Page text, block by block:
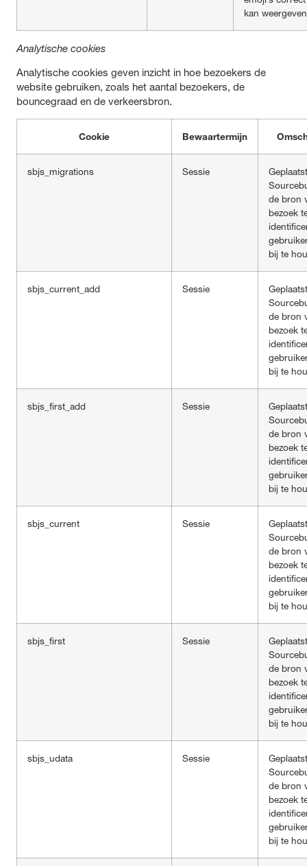
kan
Analytische cookies
Analytische cookies geven inzicht in hoe bezoekers de
website gebruiken, zoals het aantal bezoekers, de
bouncegraad en de verkeersbron.
Cookie Bewaartermijn
sbjs_migrations Sessie
de bron
bezoek
bij te
sbjs_current_add Sessie
de bron
bezoek
bij te
sbjs_first_add Sessie
de bron
bezoek
bij te
sbjs_current Sessie
de bron
bezoek
bij te
sbjs_first Sessie
de bron
bezoek
bij te
sbjs_udata Sessie
de bron
bezoek
bij te